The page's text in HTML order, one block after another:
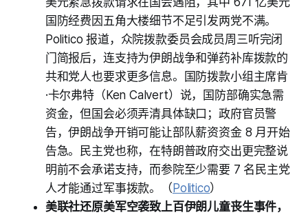
国防经费因五角大楼细节不足引发两党不满。
Politico 报道，众院拨款委员会成员周三听完闭
门简报后，连支持为伊朗战争和弹药补库拨款的
共和党人也要求更多信息。国防拨款小组主席肯
·卡尔弗特（Ken Calvert）说，国防部确实急需
资金，但国会必须弄清具体缺口；政府官员警
告，伊朗战争开销可能让部队薪资资金 8 月开始
告急。民主党也称，在特朗普政府交出更完整说
明前不会承诺支持，而参院至少需要 7 名民主党
人才能通过军事拨款。（Politico）
美联社还原美军空袭致上百伊朗儿童丧生事件，